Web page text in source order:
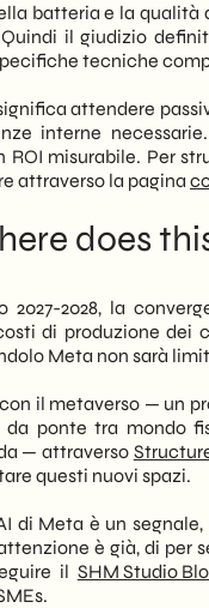
batteria e la
il giudizio
tecniche
attendere
interne
ROI misurabile. Per
attraverso la pagina
does
2027-2028, la
di produzione dei
Meta non sarà
il metaverso — un
ponte tra mondo
— attraverso
questi nuovi spazi.
di Meta è un
è già, di per
il SHM Studio